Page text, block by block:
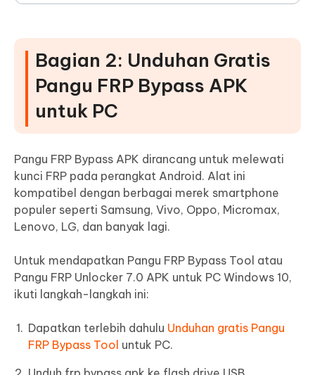
Bagian 2: Unduhan Gratis
Pangu FRP Bypass APK
untuk PC
Pangu FRP Bypass APK dirancang untuk melewati
kunci FRP pada perangkat Android. Alat ini
kompatibel dengan berbagai merek smartphone
populer seperti Samsung, Vivo, Oppo, Micromax,
Lenovo, LG, dan banyak lagi.
Untuk mendapatkan Pangu FRP Bypass Tool atau
Pangu FRP Unlocker 7.0 APK untuk PC Windows 10,
ikuti langkah-langkah ini:
Dapatkan terlebih dahulu Unduhan gratis Pangu
FRP Bypass Tool untuk PC.